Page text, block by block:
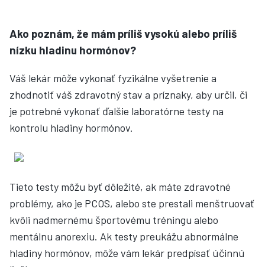
Ako poznám, že mám príliš vysokú alebo príliš
nízku hladinu hormónov?
Váš lekár môže vykonať fyzikálne vyšetrenie a
zhodnotiť váš zdravotný stav a príznaky, aby určil, či
je potrebné vykonať ďalšie laboratórne testy na
kontrolu hladiny hormónov.
Tieto testy môžu byť dôležité, ak máte zdravotné
problémy, ako je PCOS, alebo ste prestali menštruovať
kvôli nadmernému športovému tréningu alebo
mentálnu anorexiu. Ak testy preukážu abnormálne
hladiny hormónov, môže vám lekár predpísať účinnú